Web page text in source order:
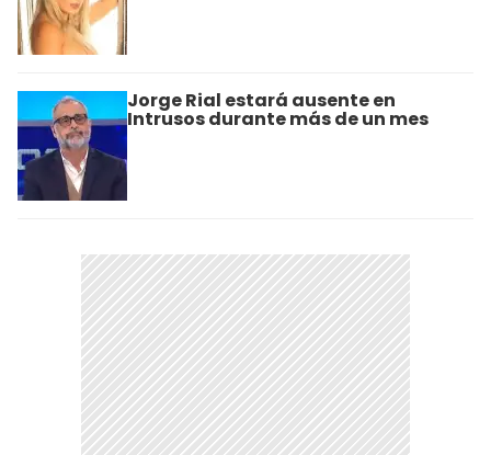
Jorge Rial estará ausente en
Intrusos durante más de un mes